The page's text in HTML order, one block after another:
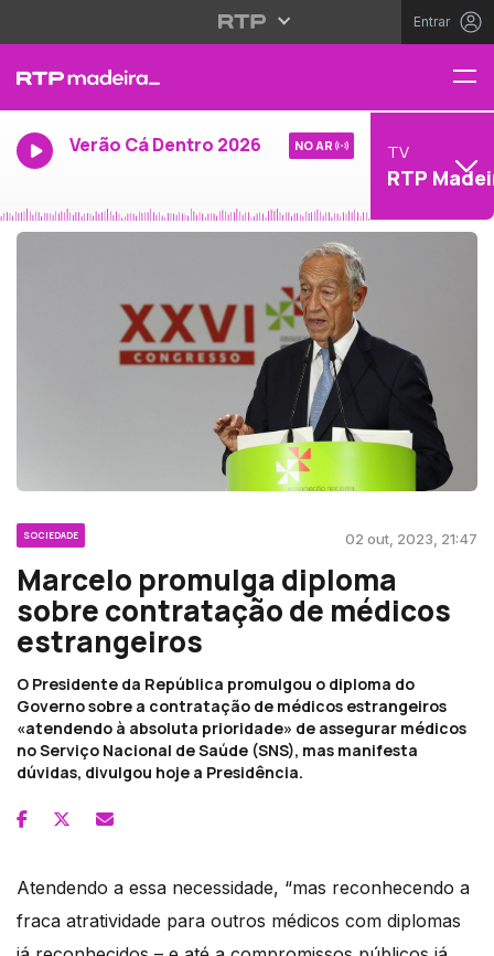
Entrar
Verão Cá Dentro 2026 NO AR TV
RTP
SOCIEDADE 02 out, 2023, 21:47
Marcelo promulga diploma
sobre contratação de médicos
estrangeiros
O Presidente da República promulgou o diploma do
Governo sobre a contratação de médicos estrangeiros
«atendendo à absoluta prioridade» de assegurar médicos
no Serviço Nacional de Saúde (SNS), mas manifesta
dúvidas, divulgou hoje a Presidência.
Atendendo a essa necessidade, “mas reconhecendo a
fraca atratividade para outros médicos com diplomas